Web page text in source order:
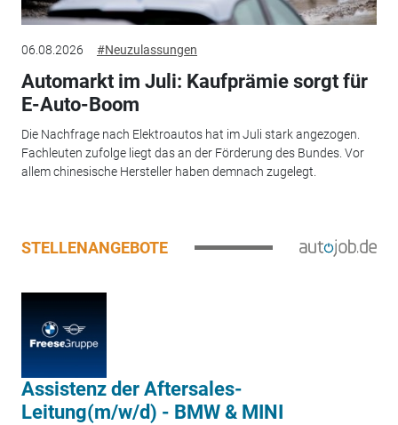
06.08.2026 #Neuzulassungen
Automarkt im Juli: Kaufprämie sorgt für
E-Auto-Boom
Die Nachfrage nach Elektroautos hat im Juli stark angezogen.
Fachleuten zufolge liegt das an der Förderung des Bundes. Vor
allem chinesische Hersteller haben demnach zugelegt.
STELLENANGEBOTE
Assistenz der Aftersales-
Leitung(m/w/d) - BMW & MINI